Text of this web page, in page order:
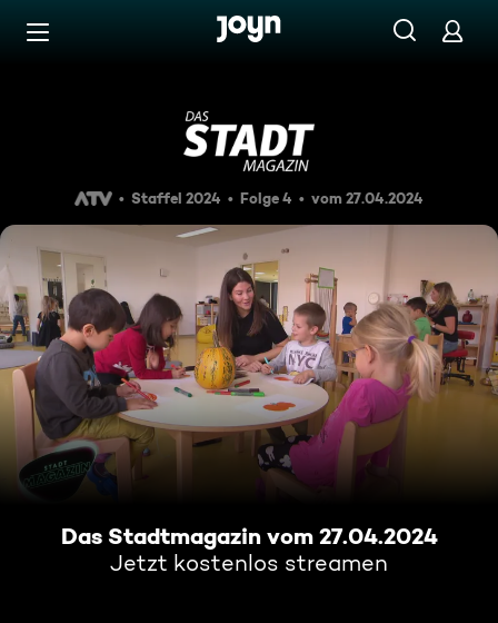
Zum Inhalt springen
Das Stadtmagazin vom
Staffel 2024 Folge 4 vom 27.04.2024
Das Stadtmagazin vom 27.04.2024
Jetzt kostenlos streamen